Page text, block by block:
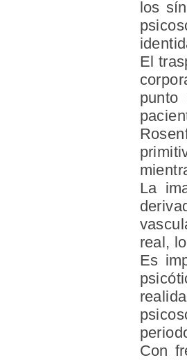
los
El
punto
La
real,
Es
Con